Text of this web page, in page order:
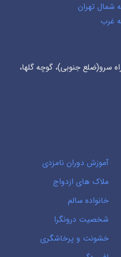
شمال تهران
غرب
سرو(ضلع جنوبی)، گوچه گلها،
آموزش دوران نامزدی
ملاک های ازدواج
خانواده سالم
شخصیت درونگرا
خشونت و پرخاشگری